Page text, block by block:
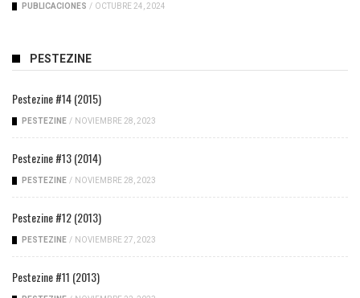
PUBLICACIONES / OCTUBRE 24, 2024
PESTEZINE
Pestezine #14 (2015)
PESTEZINE / NOVIEMBRE 28, 2023
Pestezine #13 (2014)
PESTEZINE / NOVIEMBRE 28, 2023
Pestezine #12 (2013)
PESTEZINE / NOVIEMBRE 27, 2023
Pestezine #11 (2013)